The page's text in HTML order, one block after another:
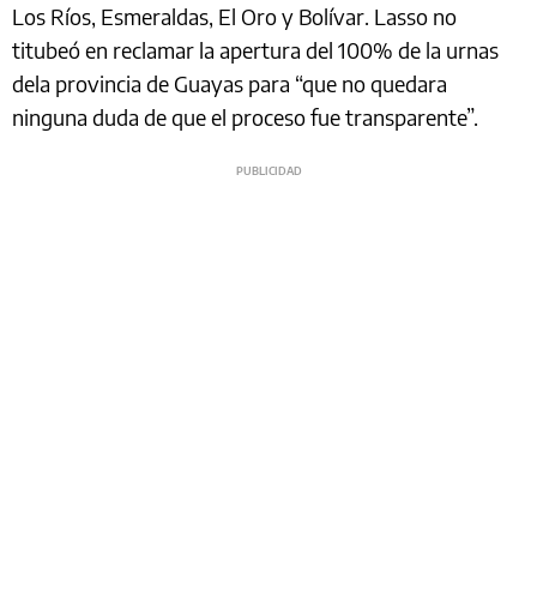
Los Ríos, Esmeraldas, El Oro y Bolívar. Lasso no
titubeó en reclamar la apertura del 100% de la urnas
dela provincia de Guayas para “que no quedara
ninguna duda de que el proceso fue transparente”.